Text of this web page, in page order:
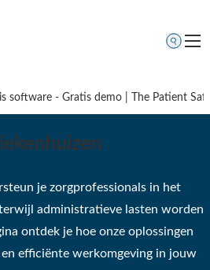
software - Gratis demo | The Patient
je zorgprofessionals in het
administratieve lasten worden
ontdek je hoe onze oplossingen
en efficiënte werkomgeving in jouw